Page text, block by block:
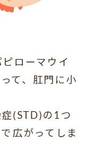
ローマウイ
て、肛門に小
(STD)の1つ
広がってしま